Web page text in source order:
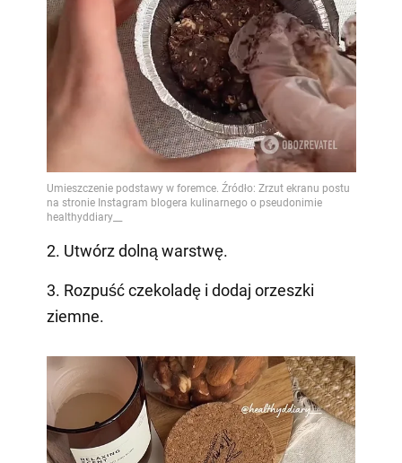
2. Utwórz dolną warstwę.
3. Rozpuść czekoladę i dodaj orzeszki
ziemne.